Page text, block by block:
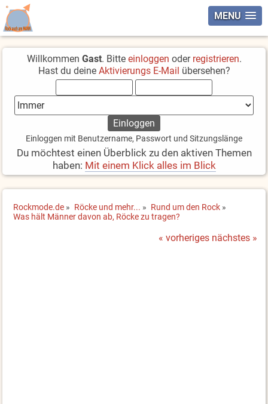
MENU
Willkommen Gast. Bitte einloggen oder registrieren.
Hast du deine Aktivierungs E-Mail übersehen?
Einloggen mit Benutzername, Passwort und Sitzungslänge
Du möchtest einen Überblick zu den aktiven Themen
haben: Mit einem Klick alles im Blick
Rockmode.de » Röcke und mehr... » Rund um den Rock »
Was hält Männer davon ab, Röcke zu tragen?
« vorheriges nächstes »